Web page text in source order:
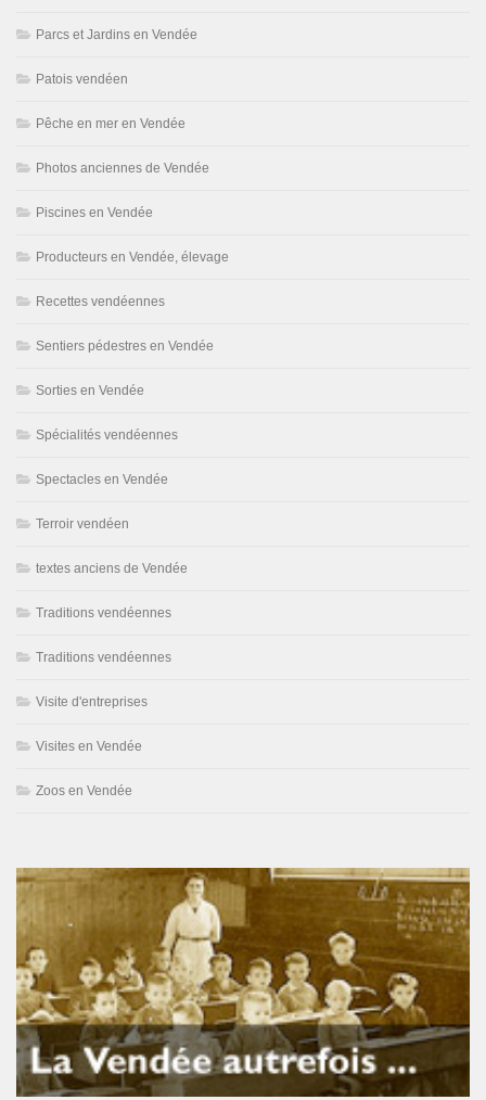
Parcs et Jardins en Vendée
Patois vendéen
Pêche en mer en Vendée
Photos anciennes de Vendée
Piscines en Vendée
Producteurs en Vendée, élevage
Recettes vendéennes
Sentiers pédestres en Vendée
Sorties en Vendée
Spécialités vendéennes
Spectacles en Vendée
Terroir vendéen
textes anciens de Vendée
Traditions vendéennes
Traditions vendéennes
Visite d'entreprises
Visites en Vendée
Zoos en Vendée